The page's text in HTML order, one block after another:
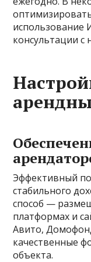
использование
консультации с
Эффективный
стабильного
способ —
платформах и
Авито,
качественные
объекта.